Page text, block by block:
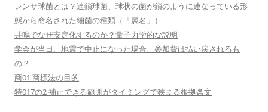
レンサ球菌とは？連鎖球菌、球状の菌が鎖のように連なっている形
態から命名された細菌の種類（「属名」）
共鳴でなぜ安定化するのか？量子力学的な説明
学会が当日、地震で中止になった場合、参加費は払い戻されるも
の？
商01 商標法の目的
特017の2 補正できる範囲がタイミングで狭まる根拠条文